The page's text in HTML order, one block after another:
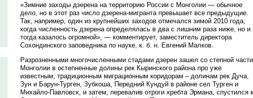
«Зимние заходы дзерена на территорию России с Монголии — обычное
дело, но в этот раз число дзерена-мигранта превышает все предыдущие.
Так, например, один из крупнейших заходов отмечался зимой 2010 года,
когда численность дзерена определялась в два с лишним раза ниже, но и
тогда казалось огромной», — комментирует, заместитель директора
Сохондинского заповедника по науке, к. б. н. Евгений Малков.
Разрозненными многочисленными стадами дзерен зашел со степной части
Монголии в остепненные долины рек Кыринского района про уже
известным, традиционным миграционным коридорам – долинам рек Дуча,
Зун и Барун-Турген, Зубкоша, Передний Кундуй в районе сел Турген и
Михайло-Павловск, и затем, перевалив отроги хребта Эрмана, спустился к